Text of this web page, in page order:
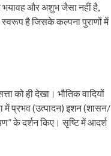
भयावह और अशुभ जैसा नहीं है,
स्वरूप है जिसके कल्पना पुराणों में
को ही देखा। भौतिक वादियों
प्रभव (उत्पादन) इशन (शासन/
के दर्शन किए। सृष्टि में आदर्श